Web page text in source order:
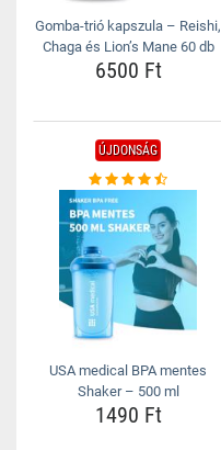
Gomba-trió kapszula – Reishi,
Chaga és Lion’s Mane 60 db
6500 Ft
ÚJDONSÁG
USA medical BPA mentes
Shaker – 500 ml
1490 Ft